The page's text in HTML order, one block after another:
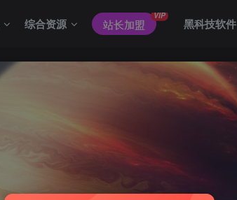
综合资源 站长加盟
VIP
黑科技软件